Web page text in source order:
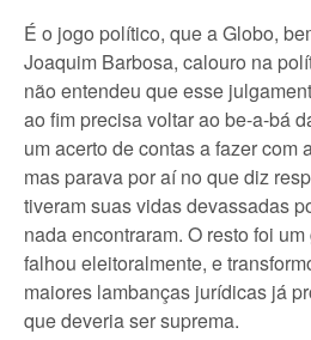
É o jogo político, que a Globo,
Joaquim Barbosa, calouro na
não entendeu que esse
ao fim precisa voltar ao be-a-bá
um acerto de contas a fazer com
mas parava por aí no que diz
tiveram suas vidas devassadas
nada encontraram. O resto foi
falhou eleitoralmente, e
maiores lambanças jurídicas já
que deveria ser suprema.